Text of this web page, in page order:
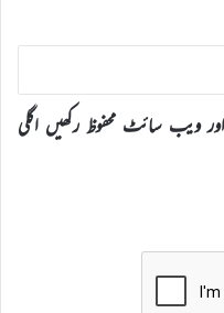
ویب سائٹ محفوظ رکھیں اگلی